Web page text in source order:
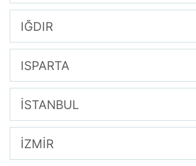
IĞDIR
ISPARTA
İSTANBUL
İZMİR